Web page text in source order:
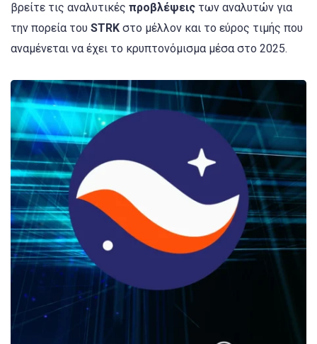
βρείτε τις αναλυτικές προβλέψεις των αναλυτών για
την πορεία του STRK στο μέλλον και το εύρος τιμής που
αναμένεται να έχει το κρυπτονόμισμα μέσα στο 2025.